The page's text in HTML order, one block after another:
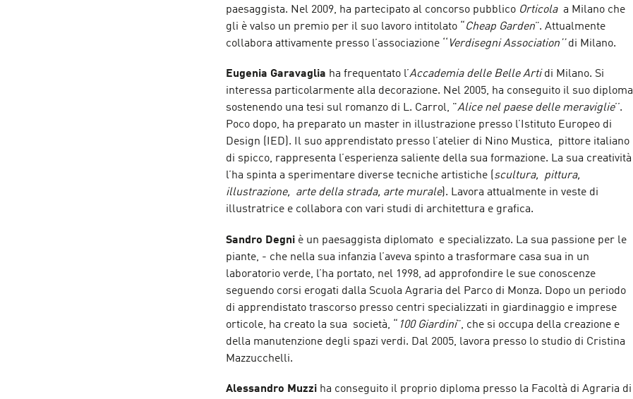
paesaggista. Nel 2009, ha partecipato al concorso pubblico Orticolaa Milano che
gli è valso un premio per il suo lavoro intitolato “
Cheap Garden”. Attualmente
collabora attivamente presso l’associazione ‘‘
Verdisegni Association’’di Milano.
Eugenia Garavaglia ha frequentato l’Accademia delle Belle Artidi Milano. Si
interessa particolarmente alla decorazione. Nel 2005, ha conseguito il suo diploma
sostenendo una tesi sul romanzo di L. Carrol, "Alice nel paese delle meraviglie’’.
Poco dopo, ha preparato un master in illustrazione presso l’Istituto Europeo di
Design (IED). Il suo apprendistato presso l’atelier di Nino Mustica, pittore italiano
di spicco, rappresenta l’esperienza saliente della sua formazione. La sua creatività
l’ha spinta a sperimentare diverse tecniche artistiche (scultura, pittura,
illustrazione, arte della strada, arte murale). Lavora attualmente in veste di
illustratrice e collabora con vari studi di architettura e grafica.
Sandro Degni è un paesaggista diplomato e specializzato. La sua passione per le
piante, - che nella sua infanzia l’aveva spinto a trasformare casa sua in un
laboratorio verde, l’ha portato, nel 1998, ad approfondire le sue conoscenze
seguendo corsi erogati dalla Scuola Agraria del Parco di Monza. Dopo un periodo
di apprendistato trascorso presso centri specializzati in giardinaggio e imprese
orticole, ha creato la sua società, “ 100 Giardini”, che si occupa della creazione e
della manutenzione degli spazi verdi. Dal 2005, lavora presso lo studio di Cristina
Mazzucchelli.
Alessandro Muzzi ha conseguito il proprio diploma presso la Facoltà di Agraria di